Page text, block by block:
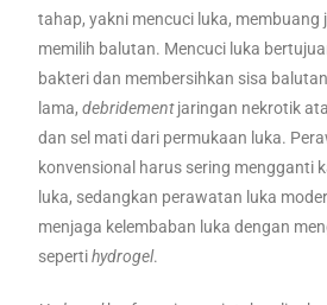
tahap, yakni mencuci luka, membuang
memilih balutan. Mencuci luka
bakteri dan membersihkan sisa balutan
lama,debridementjaringan nekrotik
dan sel mati dari permukaan luka.
konvensional harus sering mengganti
luka, sedangkan perawatan luka
menjaga kelembaban luka dengan
sepertihydrogel.